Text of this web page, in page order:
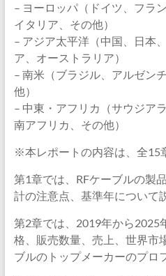
– ヨーロッパ（ドイツ、フラ
イタリア、その他）
– アジア太平洋（中国、日本
ア、オーストラリア）
– 南米（ブラジル、アルゼン
他）
– 中東・アフリカ（サウジア
南アフリカ、その他）
※本レポートの内容は、全15
第1章では、RFケーブルの製
計の注意点、基準年について
第2章では、2019年から2025
格、販売数量、売上、世界市
ブルのトップメーカーのプロ